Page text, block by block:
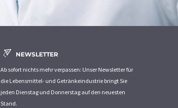
NEWSLETTER
Ab sofort nichts mehr verpassen: Unser Newsletter für
die Lebensmittel- und Getränkeindustrie bringt Sie
jeden Dienstag und Donnerstag auf den neuesten
Stand.